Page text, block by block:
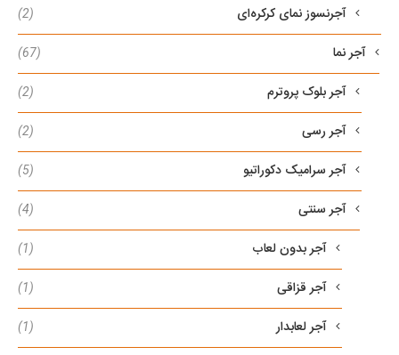
آجرنسوز نمای کرکره‌ای (2)
آجر نما (67)
آجر بلوک پروترم (2)
آجر رسی (2)
آجر سرامیک دکوراتیو (5)
آجر سنتی (4)
آجر بدون لعاب (1)
آجر قزاقی (1)
آجر لعابدار (1)